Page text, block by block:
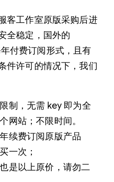
客工作室原版采购后进
全稳定，国外的
付费订阅形式，且有
件许可的情况下，我们
制，无需 key 即为全
网站；不限时间。
续费订阅原版产品
一次；
是以上原价，请勿二